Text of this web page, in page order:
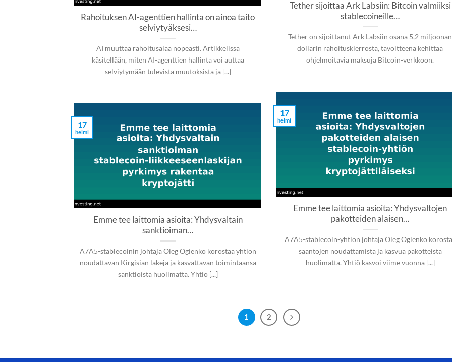
Tether sijoittaa Ark Labsiin: Bitcoin valmiiksi
stablecoineille…
Tether on sijoittanut Ark Labsiin osana 5,2 miljoonan
dollarin rahoituskierrosta, tavoitteena kehittää
ohjelmoitavia maksuja Bitcoin-verkkoon.
Rahoituksen AI-agenttien hallinta on ainoa taito
selviytyäksesi…
AI muuttaa rahoitusalaa nopeasti. Artikkelissa
käsitellään, miten AI-agenttien hallinta voi auttaa
selviytymään tulevista muutoksista ja [...]
Emme tee laittomia asioita: Yhdysvaltojen
pakotteiden alaisen…
A7A5-stablecoin-yhtiön johtaja Oleg Ogienko
sääntöjen noudattamista ja kasvua pakotteista
huolimatta. Yhtiö kasvoi viime vuonna [...]
17
helmi
Emme tee laittomia asioita: Yhdysvaltain
sanktioiman…
A7A5-stablecoinin johtaja Oleg Ogienko korostaa yhtiön
noudattavan Kirgisian lakeja ja kasvattavan toimintaansa
sanktioista huolimatta. Yhtiö [...]
17
helmi
1 2